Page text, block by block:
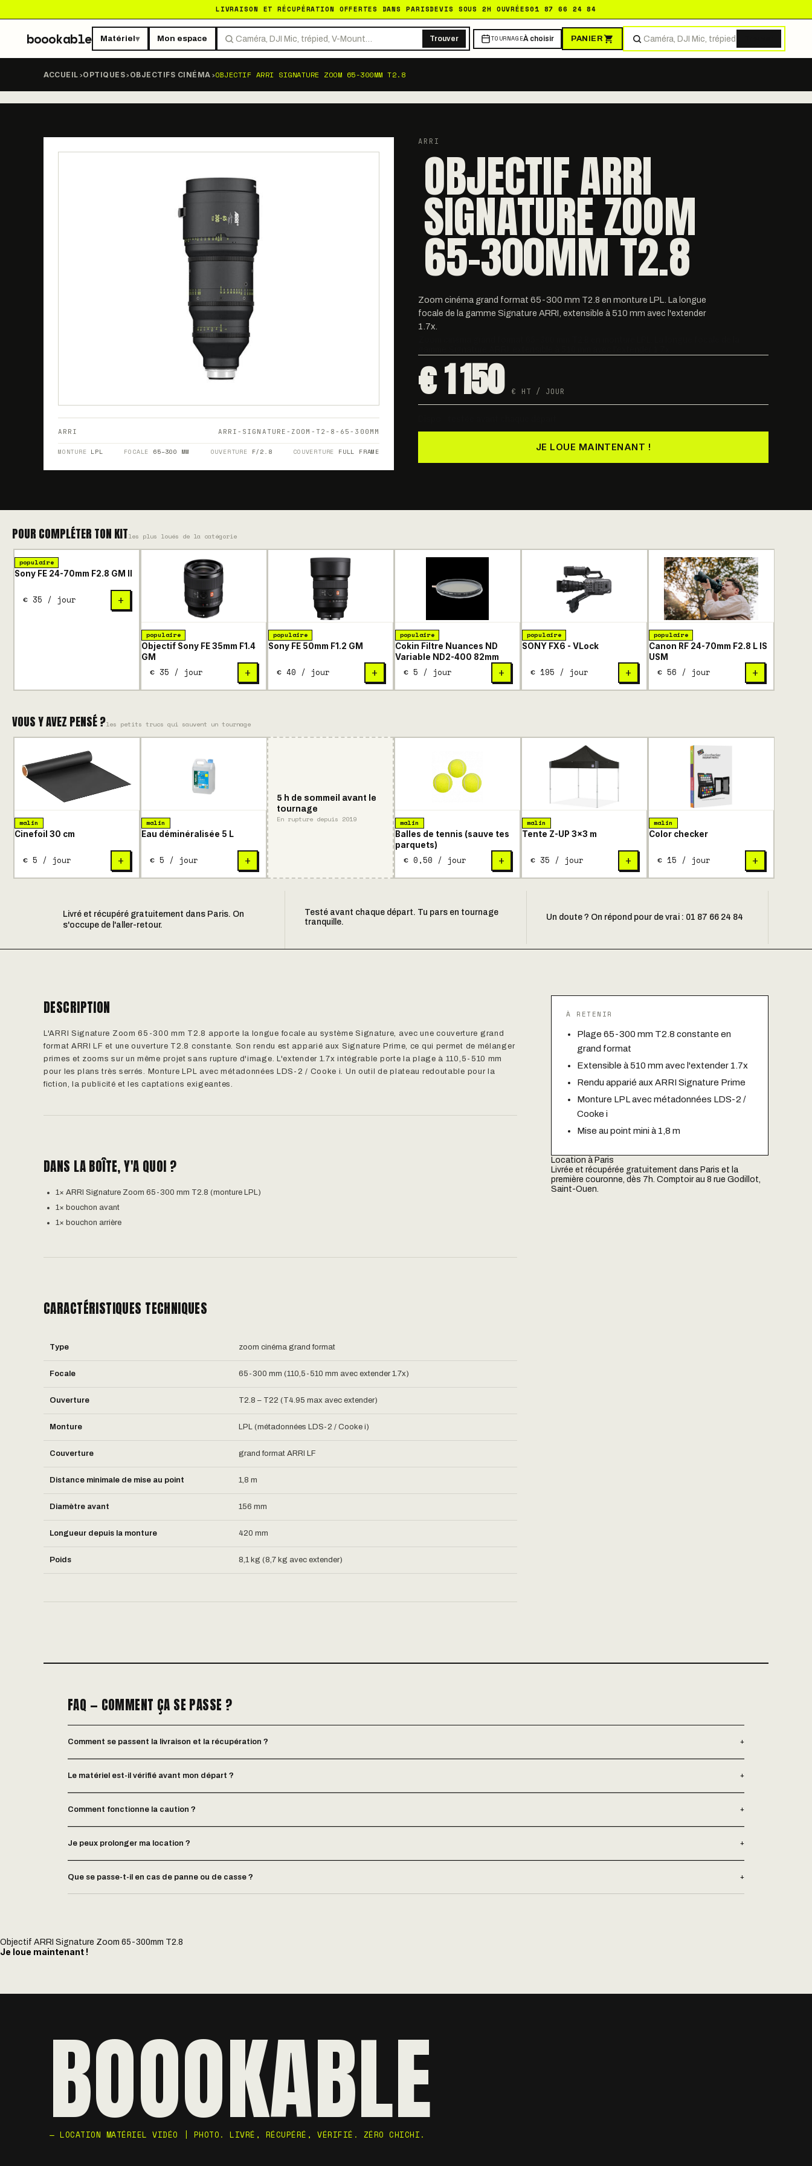
LIVRAISON ET RÉCUPÉRATION OFFERTES DANS PARISDEVIS SOUS 2H OUVRÉES01 87 66 24 84
boookable Matériel▾ Mon espace Trouver TOURNAGEÀ choisir PANIER
ACCUEIL ›OPTIQUES› OBJECTIFS CINÉMA ›OBJECTIF ARRI SIGNATURE ZOOM 65-300MM T2.8
ARRI ARRI-SIGNATURE-ZOOM-T2-8-65-300MM
MONTURE LPL FOCALE 65–300 MM OUVERTURE F/2.8 COUVERTURE FULL FRAME
ARRI
OBJECTIF ARRI
SIGNATURE ZOOM
65-300MM T2.8
Zoom cinéma grand format 65-300 mm T2.8 en monture LPL. La longue
focale de la gamme Signature ARRI, extensible à 510 mm avec l'extender
1.7x.
€ 1 150 € HT / JOUR
JE LOUE MAINTENANT !
POUR COMPLÉTER TON KITles plus loués de la catégorie
populaire
Sony FE 24-70mm F2.8 GM II
€ 35 / jour +
populaire
Objectif Sony FE 35mm F1.4
GM
€ 35 / jour +
populaire
Sony FE 50mm F1.2 GM
€ 40 / jour +
populaire
Cokin Filtre Nuances ND
Variable ND2-400 82mm
€ 5 / jour +
populaire
SONY FX6 - VLock
€ 195 / jour +
populaire
Canon RF 24-70mm F2.8 L IS
USM
€ 56 / jour +
VOUS Y AVEZ PENSÉ ?les petits trucs qui sauvent un tournage
malin
Cinefoil 30 cm
€ 5 / jour +
malin
Eau déminéralisée 5 L
€ 5 / jour +
5 h de sommeil avant le
tournage
En rupture depuis 2019 malin
Balles de tennis (sauve tes
parquets)
€ 0,50 / jour +
malin
Tente Z-UP 3×3 m
€ 35 / jour +
malin
Color checker
€ 15 / jour +
Livré et récupéré gratuitement dans Paris. On
s'occupe de l'aller-retour.
Testé avant chaque départ. Tu pars en tournage
tranquille.
Un doute ? On répond pour de vrai : 01 87 66 24 84
DESCRIPTION
L'ARRI Signature Zoom 65-300 mm T2.8 apporte la longue focale au système Signature, avec une couverture grand
format ARRI LF et une ouverture T2.8 constante. Son rendu est apparié aux Signature Prime, ce qui permet de mélanger
primes et zooms sur un même projet sans rupture d'image. L'extender 1.7x intégrable porte la plage à 110,5-510 mm
pour les plans très serrés. Monture LPL avec métadonnées LDS-2 / Cooke i. Un outil de plateau redoutable pour la
fiction, la publicité et les captations exigeantes.
DANS LA BOÎTE, Y'A QUOI ?
1× ARRI Signature Zoom 65-300 mm T2.8 (monture LPL)
1× bouchon avant
1× bouchon arrière
CARACTÉRISTIQUES TECHNIQUES
Type zoom cinéma grand format
Focale 65-300 mm (110,5-510 mm avec extender 1.7x)
Ouverture T2.8 – T22 (T4.95 max avec extender)
Monture LPL (métadonnées LDS-2 / Cooke i)
Couverture grand format ARRI LF
Distance minimale de mise au point 1,8 m
Diamètre avant 156 mm
Longueur depuis la monture 420 mm
Poids 8,1 kg (8,7 kg avec extender)
À RETENIR
Plage 65-300 mm T2.8 constante en
grand format
Extensible à 510 mm avec l'extender 1.7x
Rendu apparié aux ARRI Signature Prime
Monture LPL avec métadonnées LDS-2 /
Cooke i
Mise au point mini à 1,8 m
Location à Paris
Livrée et récupérée gratuitement dans Paris et la
première couronne, dès 7h. Comptoir au 8 rue Godillot,
Saint-Ouen.
FAQ — COMMENT ÇA SE PASSE ?
Comment se passent la livraison et la récupération ? +
Le matériel est-il vérifié avant mon départ ? +
Comment fonctionne la caution ? +
Je peux prolonger ma location ? +
Que se passe-t-il en cas de panne ou de casse ? +
Objectif ARRI Signature Zoom 65-300mm T2.8
Je loue maintenant !
BOOOKABLE
— LOCATION MATÉRIEL VIDÉO | PHOTO. LIVRÉ, RÉCUPÉRÉ, VÉRIFIÉ. ZÉRO CHICHI.